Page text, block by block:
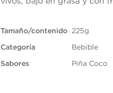
Grasa saturada
Tamaño/contenido 225g
Categoría
Bebible
Sabores
Piña Coco